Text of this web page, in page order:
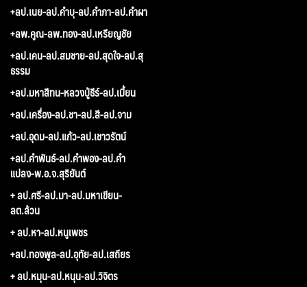
+ลป.เนย-ลป.คำบุ-ลป.คำภา-ลป.คำผา
+ลพ.คูณ-ลพ.ทอง-ลป.เหรียญชัย
+ลป.เคน-ลป.สมชาย-ลป.สุดใจ-ลป.สุ
ธรรม
+ลป.มหาสีทน-หลวงปู่ธีร์-ลป.เมี้ยน
+ลป.เครื่อง-ลป.ชา-ลป.สี-ลป.จาม
+ลป.อุดม-ลป.แก้ว-ลป.เชาวรัตน์
+ลป.คำพันธ์-ลป.คำพอง-ลป.คำ
แปลง-พ.อ.จ.สุริยันต์
+ ลป.ศรี-ลป.มา-ลป.มหาเขียน-
ลต.ล้วน
+ ลป.หา-ลป.หนูเพชร
+ลป.ทองพูล-ลป.อุทัย-ลป.เสถียร
+ ลป.หมุน-ลป.หนุน-ลป.วิจิตร